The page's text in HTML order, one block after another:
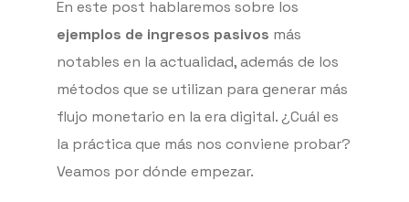
En este post hablaremos sobre los
ejemplos de ingresos pasivos más
notables en la actualidad, además de los
métodos que se utilizan para generar más
flujo monetario en la era digital. ¿Cuál es
la práctica que más nos conviene probar?
Veamos por dónde empezar.